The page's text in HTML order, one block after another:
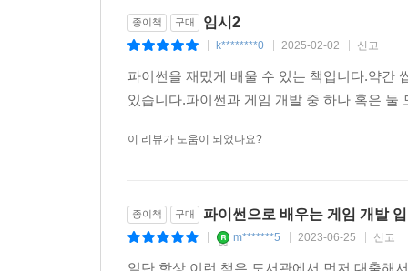
종이책 구매 임시2
k********0 2025-02-02 신고
파이썬을 재밌게 배울 수 있는 책입니다.약간
있습니다.파이썬과 게임 개발 중 하나 혹은
이 리뷰가 도움이 되었나요?
종이책 구매 파이썬으로 배우는 게임 개발
m*******5 2023-06-25 신고